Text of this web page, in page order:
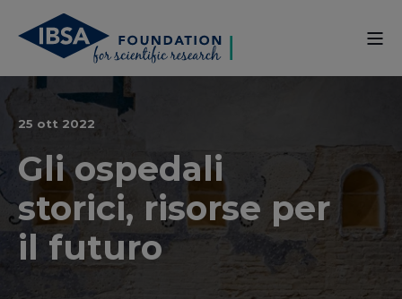
25 ott 2022
Gli ospedali
storici, risorse per
il futuro